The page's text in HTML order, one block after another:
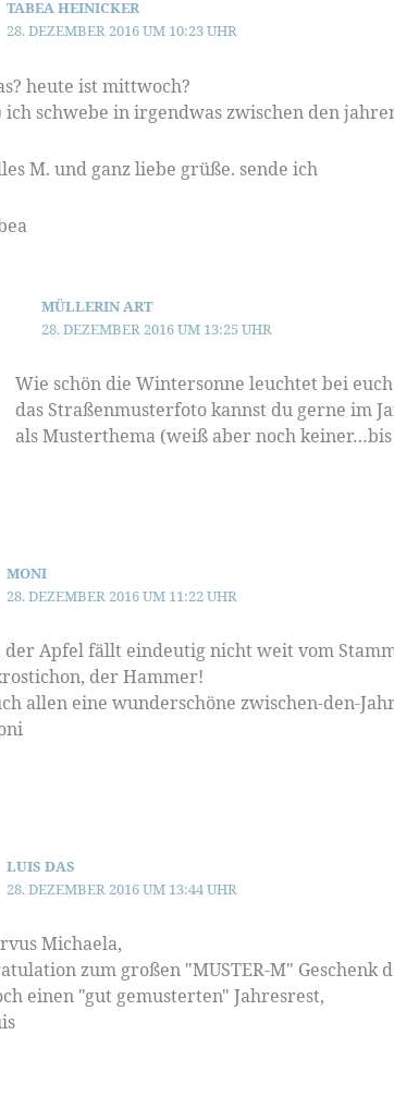
TABEA HEINICKER
28. DEZEMBER 2016 UM 10:23 UHR
heute ist mittwoch?
ich schwebe in irgendwas zwischen den
M. und ganz liebe grüße. sende ich
MÜLLERIN ART
28. DEZEMBER 2016 UM 13:25 UHR
Wie schön die Wintersonne leuchtet bei
das Straßenmusterfoto kannst du gerne im
als Musterthema (weiß aber noch
MONI
28. DEZEMBER 2016 UM 11:22 UHR
der Apfel fällt eindeutig nicht weit vom
der Hammer!
allen eine wunderschöne zwischen-den-
LUIS DAS
28. DEZEMBER 2016 UM 13:44 UHR
Michaela,
zum großen "MUSTER-M" Geschenk
einen "gut gemusterten" Jahresrest,